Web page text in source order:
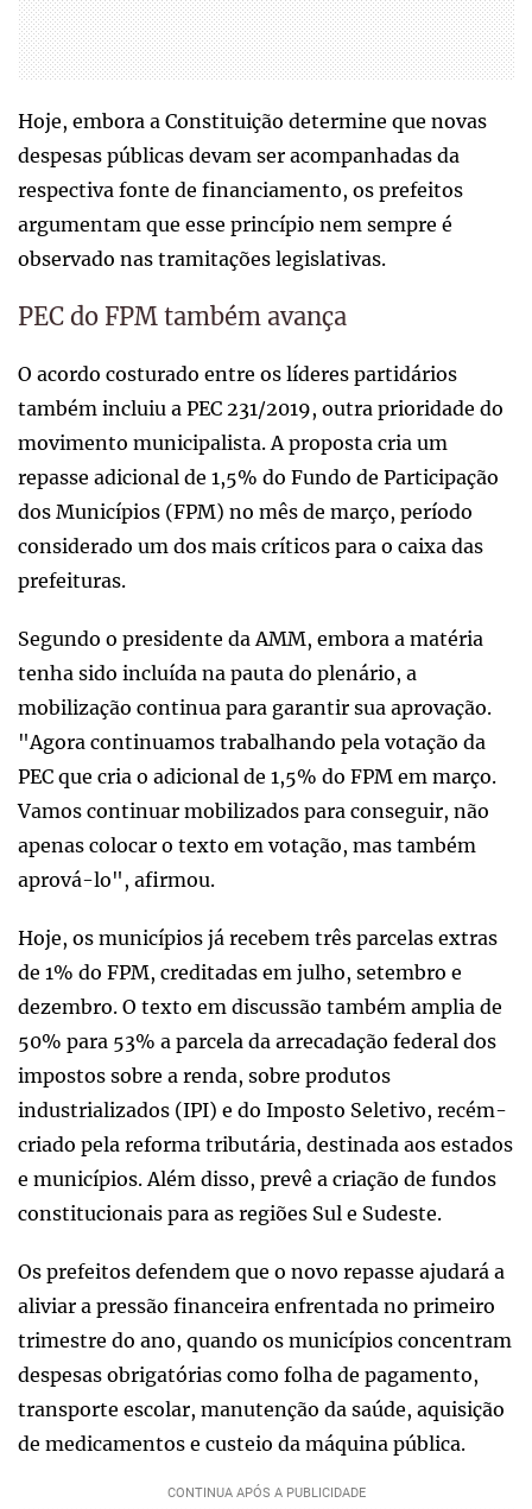
Hoje, embora a Constituição determine que novas
despesas públicas devam ser acompanhadas da
respectiva fonte de financiamento, os prefeitos
argumentam que esse princípio nem sempre é
observado nas tramitações legislativas.
PEC do FPM também avança
O acordo costurado entre os líderes partidários
também incluiu a PEC 231/2019, outra prioridade do
movimento municipalista. A proposta cria um
repasse adicional de 1,5% do Fundo de Participação
dos Municípios (FPM) no mês de março, período
considerado um dos mais críticos para o caixa das
prefeituras.
Segundo o presidente da AMM, embora a matéria
tenha sido incluída na pauta do plenário, a
mobilização continua para garantir sua aprovação.
"Agora continuamos trabalhando pela votação da
PEC que cria o adicional de 1,5% do FPM em março.
Vamos continuar mobilizados para conseguir, não
apenas colocar o texto em votação, mas também
aprová-lo", afirmou.
Hoje, os municípios já recebem três parcelas extras
de 1% do FPM, creditadas em julho, setembro e
dezembro. O texto em discussão também amplia de
50% para 53% a parcela da arrecadação federal dos
impostos sobre a renda, sobre produtos
industrializados (IPI) e do Imposto Seletivo, recém-
criado pela reforma tributária, destinada aos estados
e municípios. Além disso, prevê a criação de fundos
constitucionais para as regiões Sul e Sudeste.
Os prefeitos defendem que o novo repasse ajudará a
aliviar a pressão financeira enfrentada no primeiro
trimestre do ano, quando os municípios concentram
despesas obrigatórias como folha de pagamento,
transporte escolar, manutenção da saúde, aquisição
de medicamentos e custeio da máquina pública.